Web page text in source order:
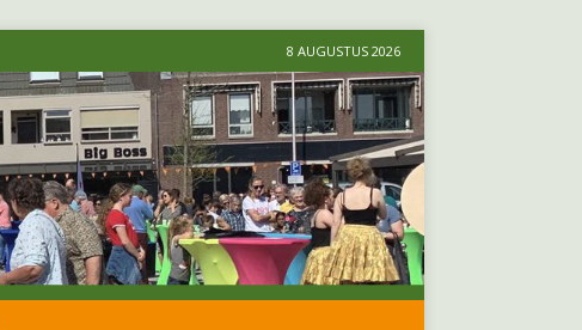
8 AUGUSTUS 2026